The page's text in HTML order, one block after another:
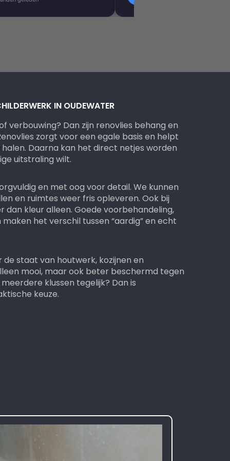
IN OUDEWATER
verbouwing? Dan zijn renovlies behang en
zorgt voor een egale basis en helpt
Daarna kan het direct netjes worden
uitstraling wilt.
en met oog voor detail. We kunnen
en ruimtes weer fris opleveren. Ook bij
kleur alleen. Goede voorbehandeling,
het verschil tussen “aardig” en echt
staat van houtwerk, kozijnen en
mooi, maar ook beter beschermd tegen
klussen tegelijk? Dan is
keuze.